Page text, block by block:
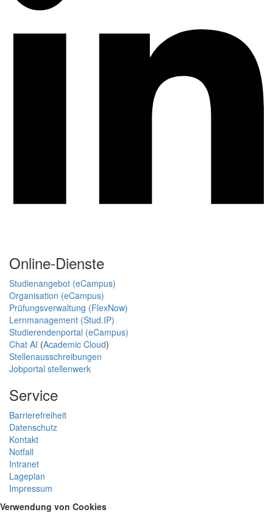
Online-Dienste
Studienangebot (eCampus)
Organisation (eCampus)
Prüfungsverwaltung (FlexNow)
Lernmanagement (Stud.IP)
Studierendenportal (eCampus)
Chat AI (Academic Cloud)
Stellenausschreibungen
Jobportal stellenwerk
Service
Barrierefreiheit
Datenschutz
Kontakt
Notfall
Intranet
Lageplan
Impressum
Verwendung von Cookies